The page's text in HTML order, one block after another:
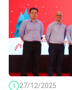
27/12/2025